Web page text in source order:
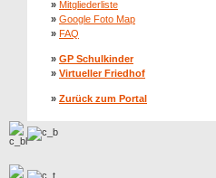
» Mitgliederliste
» Google Foto Map
» FAQ
» GP Schulkinder
» Virtueller Friedhof
» Zurück zum Portal